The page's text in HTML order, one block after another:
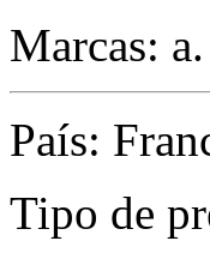
Marcas:
País:
Tipo de